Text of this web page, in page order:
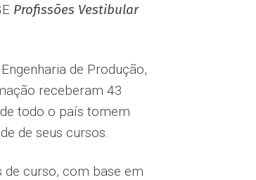
Profissões Vestibular
de Produção,
receberam 43
todo o país tomem
de seus cursos.
de curso, com base em